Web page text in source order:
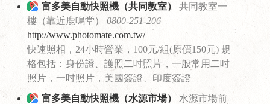
富多美自動快照機（共同教室）
共同教室一
樓（靠近鹿鳴堂）
0800-251-206
http://www.photomate.com.tw/
快速照相，24小時營業，100元/組(原價150元) 規
格包括：身份證、護照二吋照片，一般常用二吋
照片，一吋照片，美國簽證、印度簽證
富多美自動快照機（水源市場）
水源市場前